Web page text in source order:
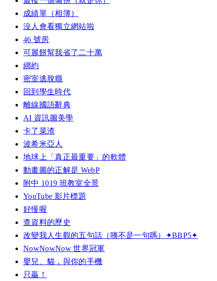
成績單（相簿）
沒人會看獨立網站啦
46 號房
可麗餅幫我省了二十萬
綁約
密室逃脫癮
回到學生時代
離線國語辭典
AI 資訊圖美學
卡了菜渣
波希米亞人
地球上「真正最重要」的軟體
動畫圖的正解是 WebP
附中 1019 班教室全景
YouTube 影片標題
好慢喔
查資料的歷史
改變我人生觀的五句話（咦不是一句嗎）✦BBP5✦
NowNowNow 世界冠軍
嬰兒、貓，與你的手機
只贏！